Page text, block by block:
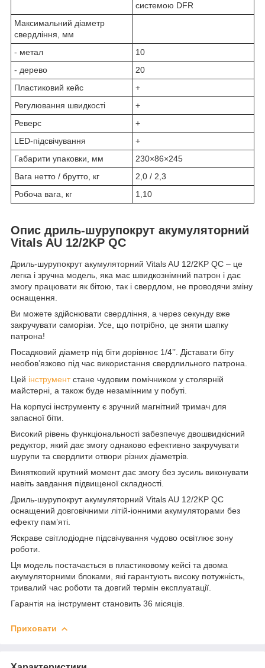
системою DFR
Максимальний діаметр
свердління, мм
- метал
10
- дерево
20
Пластиковий кейс
+
Регулювання швидкості
+
Реверс
+
LED-підсвічування
+
Габарити упаковки, мм
230×86×245
Вага нетто / брутто, кг
2,0 / 2,3
Робоча вага, кг
1,10
Опис дриль-шурупокрут акумуляторний
Vitals AU 12/2KP QC
Дриль-шурупокрут акумуляторний Vitals AU 12/2KP QC – це
легка і зручна модель, яка має швидкознімний патрон і дає
змогу працювати як бітою, так і свердлом, не проводячи зміну
оснащення.
Ви можете здійснювати свердління, а через секунду вже
закручувати саморізи. Усе, що потрібно, це зняти шапку
патрона!
Посадковий діаметр під біти дорівнює 1/4’’. Діставати біту
необов’язково під час використання свердлильного патрона.
Цей інструментстане чудовим помічником у столярній
майстерні, а також буде незамінним у побуті.
На корпусі інструменту є зручний магнітний тримач для
запасної біти.
Високий рівень функціональності забезпечує двошвидкісний
редуктор, який дає змогу однаково ефективно закручувати
шурупи та свердлити отвори різних діаметрів.
Винятковий крутний момент дає змогу без зусиль виконувати
навіть завдання підвищеної складності.
Дриль-шурупокрут акумуляторний Vitals AU 12/2KP QC
оснащений довговічними літій-іонними акумуляторами без
ефекту пам’яті.
Яскраве світлодіодне підсвічування чудово освітлює зону
роботи.
Ця модель постачається в пластиковому кейсі та двома
акумуляторними блоками, які гарантують високу потужність,
тривалий час роботи та довгий термін експлуатації.
Гарантія на інструмент становить 36 місяців.
Приховати